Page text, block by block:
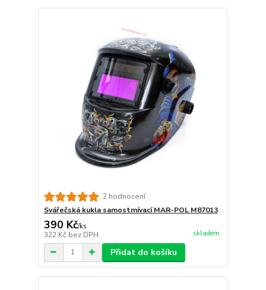
2 hodnocení
Svářečská kukla samostmívací MAR-POL M87013
390 Kč/ks
322 Kč bez DPH skladem
Přidat do košíku